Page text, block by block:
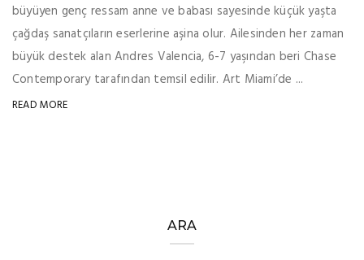
büyüyen genç ressam anne ve babası sayesinde küçük yaşta
çağdaş sanatçıların eserlerine aşina olur. Ailesinden her zaman
büyük destek alan Andres Valencia, 6-7 yaşından beri Chase
Contemporary tarafından temsil edilir. Art Miami’de ...
READ MORE
ARA